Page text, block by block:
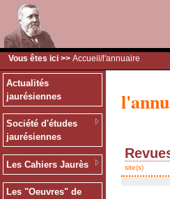
Vous êtes ici >> Accueil /l'annuaire
Actualités
jaurésiennes
Société d'études
jaurésiennes
Les Cahiers Jaurès
Les "Oeuvres" de
site(s)